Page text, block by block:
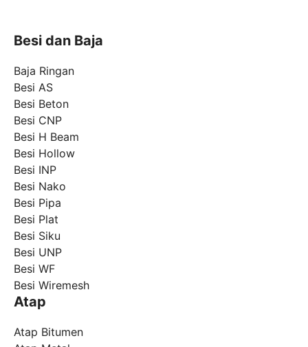
Besi dan Baja
Baja Ringan
Besi AS
Besi Beton
Besi CNP
Besi H Beam
Besi Hollow
Besi INP
Besi Nako
Besi Pipa
Besi Plat
Besi Siku
Besi UNP
Besi WF
Besi Wiremesh
Atap
Atap Bitumen